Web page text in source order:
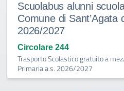
Scuolabus alunni
Comune di Sant’Agata
2026/2027
Circolare 244
Trasporto Scolastico gratuito a
Primaria a.s. 2026/2027